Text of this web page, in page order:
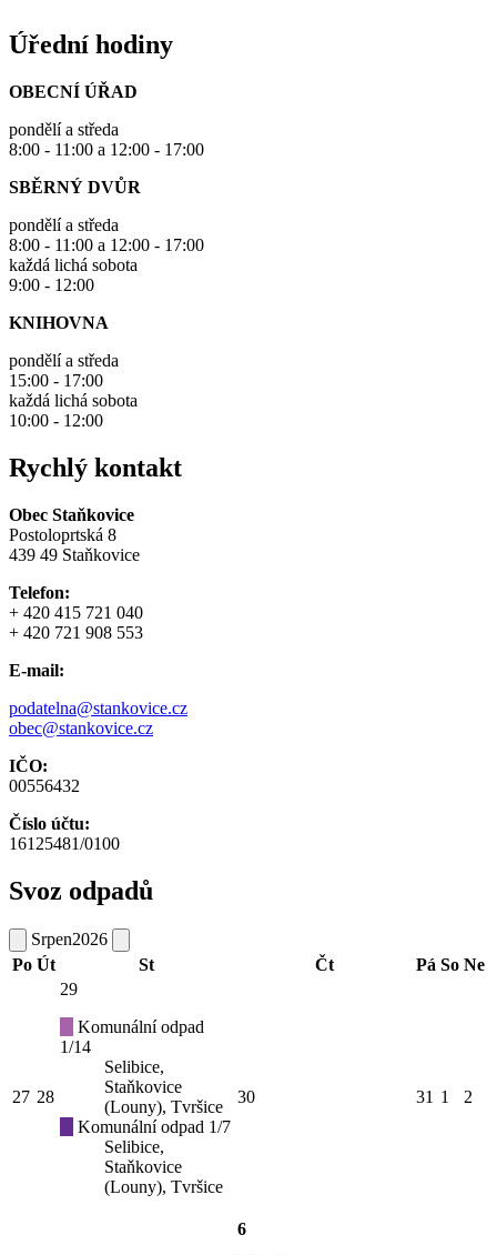
Úřední hodiny
OBECNÍ ÚŘAD
pondělí a středa
8:00 - 11:00 a 12:00 - 17:00
SBĚRNÝ DVŮR
pondělí a středa
8:00 - 11:00 a 12:00 - 17:00
každá lichá sobota
9:00 - 12:00
KNIHOVNA
pondělí a středa
15:00 - 17:00
každá lichá sobota
10:00 - 12:00
Rychlý kontakt
Obec Staňkovice
Postoloprtská 8
439 49 Staňkovice
Telefon:
+ 420 415 721 040
+ 420 721 908 553
E-mail:
podatelna@stankovice.cz
obec@stankovice.cz
IČO:
00556432
Číslo účtu:
16125481/0100
Svoz odpadů
Srpen2026
Po Út St Čt Pá So Ne
27 28
29
Komunální odpad
1/14
Selibice,
Staňkovice
(Louny), Tvršice
Komunální odpad 1/7
Selibice,
Staňkovice
(Louny), Tvršice
30 31 1 2
6